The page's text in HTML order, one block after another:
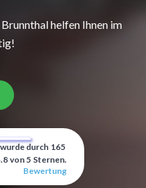
helfen Ihnen im
durch 165
von 5 Sternen.
Bewertung